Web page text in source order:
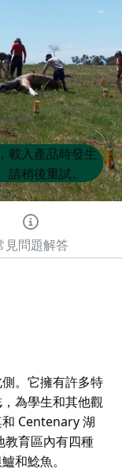
載入產品時發生
請稍後重試。
見問題解答
。它擁有許多特
為學生和其他觀
Centenary 湖
教育區內有四種
和鯰魚。